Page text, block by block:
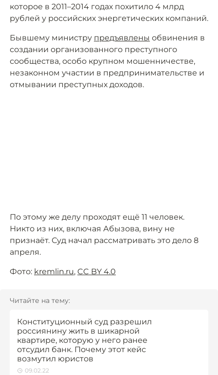
которое в 2011–2014 годах похитило 4 млрд
рублей у российских энергетических компаний.
Бывшему министру предъявлены обвинения в
создании организованного преступного
сообщества, особо крупном мошенничестве,
незаконном участии в предпринимательстве и
отмывании преступных доходов.
По этому же делу проходят ещё 11 человек.
Никто из них, включая Абызова, вину не
признаёт. Суд начал рассматривать это дело 8
апреля.
Фото: kremlin.ru, CC BY 4.0
Читайте на тему:
Конституционный суд разрешил
россиянину жить в шикарной
квартире, которую у него ранее
отсудил банк. Почему этот кейс
возмутил юристов
09.02.22